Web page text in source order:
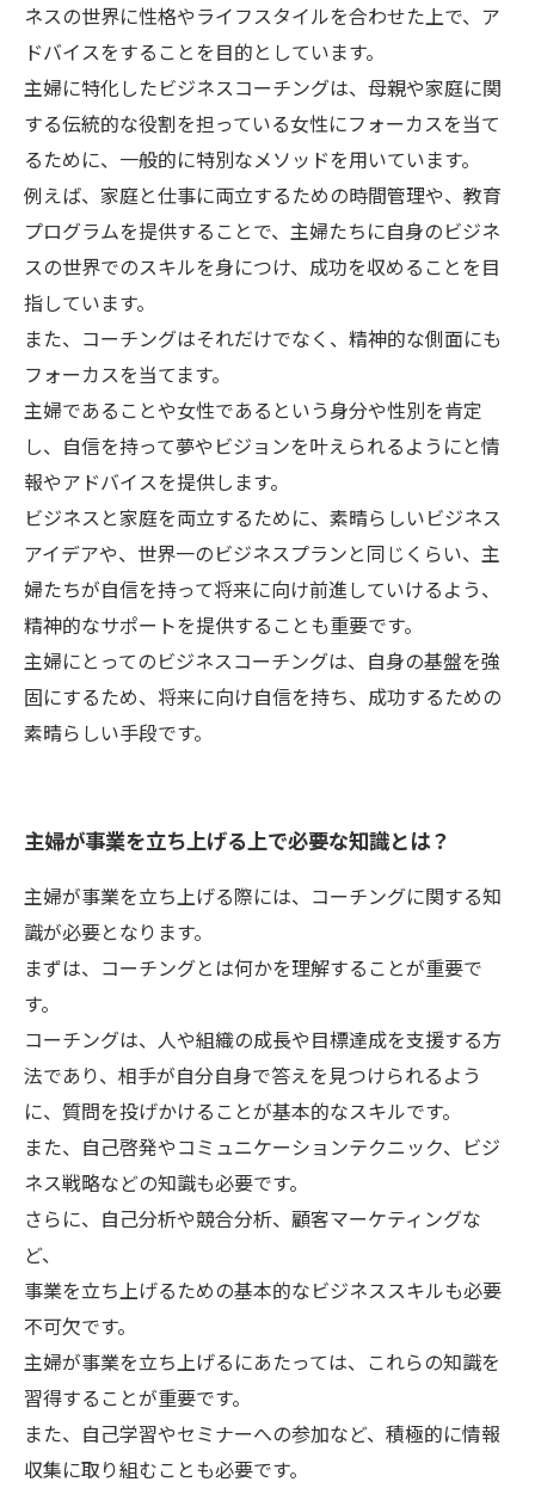
ネスの世界に性格やライフスタイルを合わせた上で、ア
ドバイスをすることを目的としています。
主婦に特化したビジネスコーチングは、母親や家庭に関
する伝統的な役割を担っている女性にフォーカスを当て
るために、一般的に特別なメソッドを用いています。
例えば、家庭と仕事に両立するための時間管理や、教育
プログラムを提供することで、主婦たちに自身のビジネ
スの世界でのスキルを身につけ、成功を収めることを目
指しています。
また、コーチングはそれだけでなく、精神的な側面にも
フォーカスを当てます。
主婦であることや女性であるという身分や性別を肯定
し、自信を持って夢やビジョンを叶えられるようにと情
報やアドバイスを提供します。
ビジネスと家庭を両立するために、素晴らしいビジネス
アイデアや、世界一のビジネスプランと同じくらい、主
婦たちが自信を持って将来に向け前進していけるよう、
精神的なサポートを提供することも重要です。
主婦にとってのビジネスコーチングは、自身の基盤を強
固にするため、将来に向け自信を持ち、成功するための
素晴らしい手段です。
主婦が事業を立ち上げる上で必要な知識とは？
主婦が事業を立ち上げる際には、コーチングに関する知
識が必要となります。
まずは、コーチングとは何かを理解することが重要で
す。
コーチングは、人や組織の成長や目標達成を支援する方
法であり、相手が自分自身で答えを見つけられるよう
に、質問を投げかけることが基本的なスキルです。
また、自己啓発やコミュニケーションテクニック、ビジ
ネス戦略などの知識も必要です。
さらに、自己分析や競合分析、顧客マーケティングな
ど、
事業を立ち上げるための基本的なビジネススキルも必要
不可欠です。
主婦が事業を立ち上げるにあたっては、これらの知識を
習得することが重要です。
また、自己学習やセミナーへの参加など、積極的に情報
収集に取り組むことも必要です。